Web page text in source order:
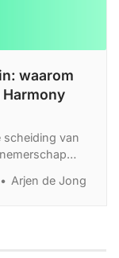
waarom
scheiding van
Arjen de Jong